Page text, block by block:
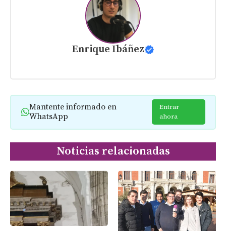
Enrique Ibáñez
Mantente informado en
WhatsApp
Entrar
ahora
Noticias relacionadas